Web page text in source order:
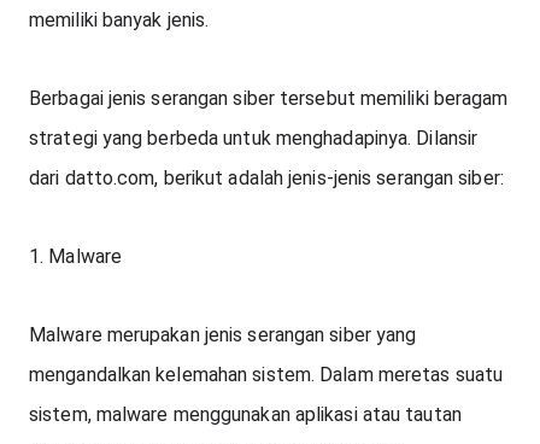
memiliki banyak jenis.
Berbagai jenis serangan siber tersebut memiliki beragam
strategi yang berbeda untuk menghadapinya. Dilansir
dari datto.com, berikut adalah jenis-jenis serangan siber:
1. Malware
Malware merupakan jenis serangan siber yang
mengandalkan kelemahan sistem. Dalam meretas suatu
sistem, malware menggunakan aplikasi atau tautan